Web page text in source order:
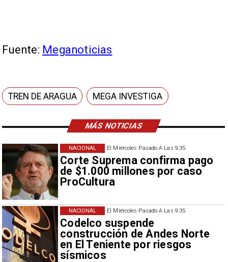
MÁS NOTICIAS
El Miércoles Pasado A Las 9:35
Corte Suprema confirma pago
de $1.000 millones por caso
ProCultura
NACIONAL
El Miércoles Pasado A Las 9:35
Codelco suspende
construcción de Andes Norte
en El Teniente por riesgos
sísmicos
NACIONAL
Fuente: Meganoticias
TREN DE ARAGUA MEGA INVESTIGA